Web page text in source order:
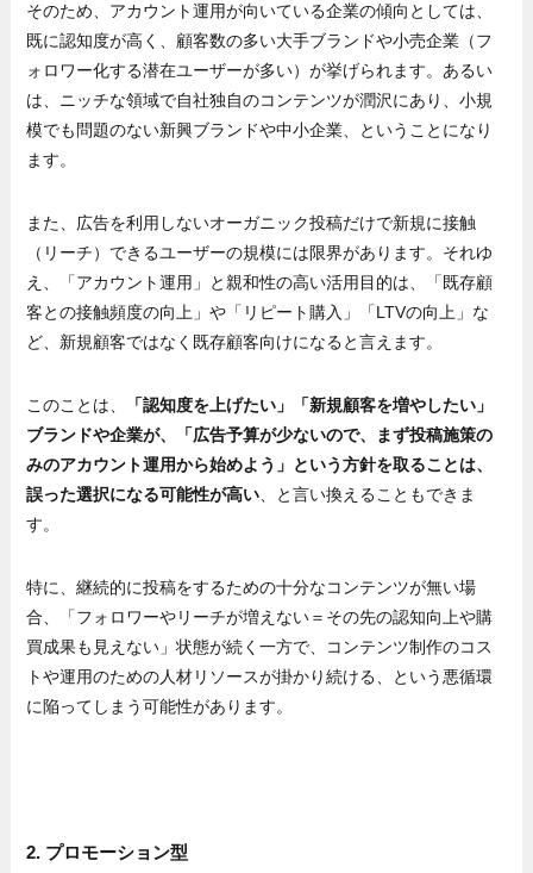
そのため、アカウント運用が向いている企業の傾向としては、
既に認知度が高く、顧客数の多い大手ブランドや小売企業（フ
ォロワー化する潜在ユーザーが多い）が挙げられます。あるい
は、ニッチな領域で自社独自のコンテンツが潤沢にあり、小規
模でも問題のない新興ブランドや中小企業、ということになり
ます。
また、広告を利用しないオーガニック投稿だけで新規に接触
（リーチ）できるユーザーの規模には限界があります。それゆ
え、「アカウント運用」と親和性の高い活用目的は、「既存顧
客との接触頻度の向上」や「リピート購入」「LTVの向上」な
ど、新規顧客ではなく既存顧客向けになると言えます。
このことは、
「認知度を上げたい」「新規顧客を増やしたい」
ブランドや企業が、「広告予算が少ないので、まず投稿施策の
みのアカウント運用から始めよう」という方針を取ることは、
誤った選択になる可能性が高い 、と言い換えることもできま
す。
特に、継続的に投稿をするための十分なコンテンツが無い場
合、「フォロワーやリーチが増えない＝その先の認知向上や購
買成果も見えない」状態が続く一方で、コンテンツ制作のコス
トや運用のための人材リソースが掛かり続ける、という悪循環
に陥ってしまう可能性があります。
2. プロモーション型